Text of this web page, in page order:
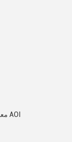
معدات التفتيش البصري لشركة AOI